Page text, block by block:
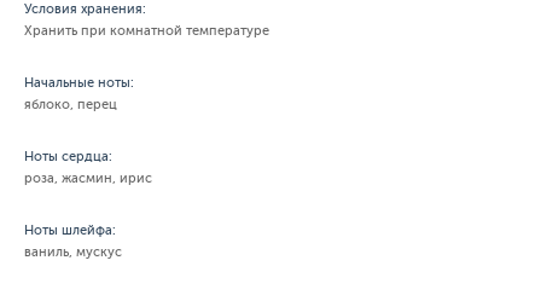
Условия хранения:
Хранить при комнатной температуре
Начальные ноты:
яблоко, перец
Ноты сердца:
роза, жасмин, ирис
Ноты шлейфа:
ваниль, мускус